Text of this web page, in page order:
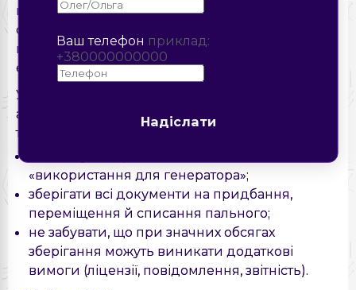
цей самий період не вважаються
стаціонарними джерелами забруднення, тож
підприємства не зобов’язані сплачувати
екологічний податок за їхні викиди.
У цій статті ми не заглиблюємося в усі нюанси
акцизу й ліцензування (це окрема велика
тема), але для бухгалтера ключове:
«використання для генератора»;
зберігати всі документи на придбання,
переміщення й списання пального;
не забувати, що при значних обсягах
зберігання можуть виникати додаткові
вимоги (ліцензії, повідомлення, звітність).
Надіслати
Ваш телефон приклад:
+380000000000
Надіслати